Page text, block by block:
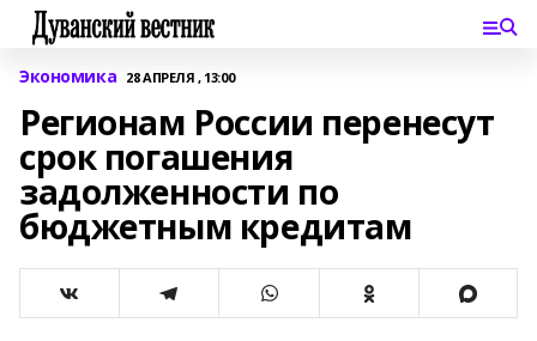
Экономика 28 АПРЕЛЯ , 13:00
Регионам России перенесут
срок погашения
задолженности по
бюджетным кредитам